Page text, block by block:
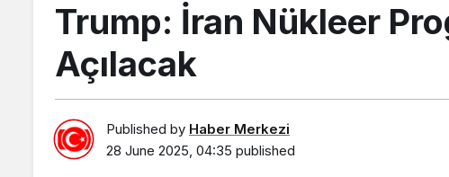
Trump: İran Nükleer
Açılacak
Published by Haber Merkezi
28 June 2025, 04:35 published